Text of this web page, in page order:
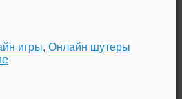
игры, Онлайн шутеры